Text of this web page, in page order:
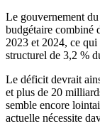
Le gouvernement
budgétaire combiné
2023 et 2024, ce
structurel de 3,2 %
Le déficit devrait
et plus de 20
semble encore
actuelle nécessite